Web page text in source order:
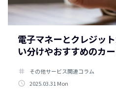
電子マネーとクレジッ
い分けやおすすめのカ
tag
その他サービス関連コラム
access_time 2025.03.31 Mon